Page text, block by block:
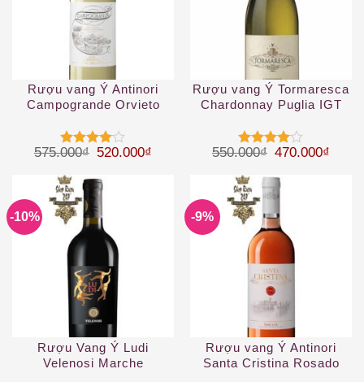
Rượu vang Ý Antinori
Campogrande Orvieto
Được
45 sao
575.000₫ Giá gốc là: 575.000₫.
520.000₫ Giá hiện tại là: 520.000₫.
Rượu vang Ý Tormaresca
Chardonnay Puglia IGT
Được
45 sao
550.000₫ Giá gốc là:
470.000₫
-10%
Rượu Vang Ý Ludi
Velenosi Marche
-9%
Rượu vang Ý Antinori
Santa Cristina Rosado